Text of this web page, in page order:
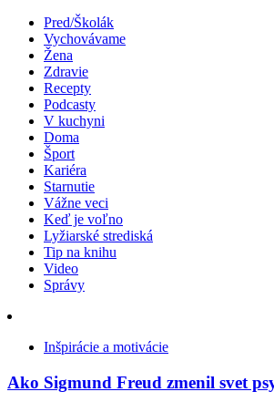
Pred/Školák
Vychovávame
Žena
Zdravie
Recepty
Podcasty
V kuchyni
Doma
Šport
Kariéra
Starnutie
Vážne veci
Keď je voľno
Lyžiarské strediská
Tip na knihu
Video
Správy
Inšpirácie a motivácie
Ako Sigmund Freud zmenil svet